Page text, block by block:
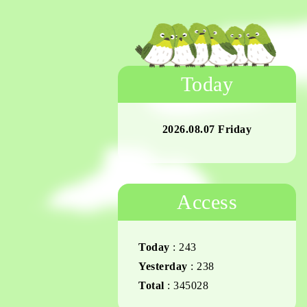
Today
2026.08.07 Friday
Access
Today : 243
Yesterday : 238
Total : 345028